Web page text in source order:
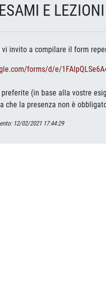
E
vi invito a compilare il form
forms/d/e/
(in base alla vostre
che la presenza non è
12/02/2021 17:44:29